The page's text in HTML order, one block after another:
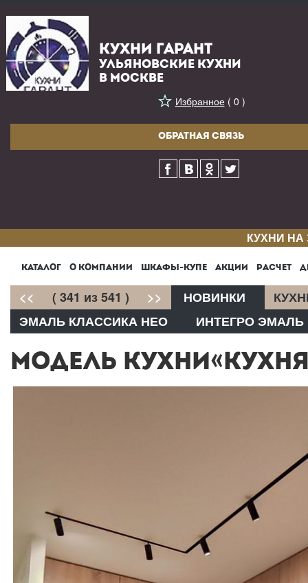
КУХНИ ГАРАНТ
УЛЬЯНОВСКИЕ КУХНИ
В МОСКВЕ
Избранное( 0 )
ОБРАТНАЯ СВЯЗЬ
КУХНИ
КАТАЛОГ О КОМПАНИИ ШКАФЫ-КУПЕ АКЦИИ РАСЧЕТ
<< ( 341 из 541 ) >> НОВИНКИ
ЭМАЛЬ КЛАССИКА НЕО
ИНТЕГРО ЭМАЛЬ
МОДЕЛЬ